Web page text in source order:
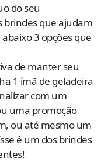
do seu
brindes que ajudam
3 opções que
de manter seu
1 ímã de geladeira
com um
uma promoção
ou até mesmo um
é um dos brindes